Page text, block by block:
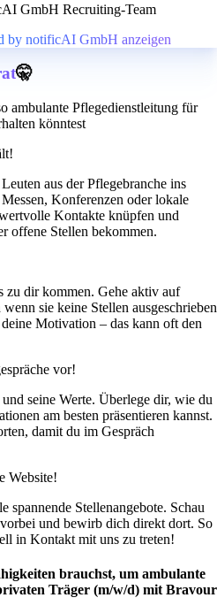
GmbH Recruiting-Team
by notificAI GmbH anzeigen
🤫
ambulante Pflegedienstleitung für
könntest
aus der Pflegebranche ins
Konferenzen oder lokale
Kontakte knüpfen und
offene Stellen bekommen.
zu dir kommen. Gehe aktiv auf
sie keine Stellen ausgeschrieben
Motivation – das kann oft den
vor!
seine Werte. Überlege dir, wie du
am besten präsentieren kannst.
damit du im Gespräch
Website!
spannende Stellenangebote. Schau
und bewirb dich direkt dort. So
in Kontakt mit uns zu treten!
brauchst, um ambulante
Träger (m/w/d) mit Bravour